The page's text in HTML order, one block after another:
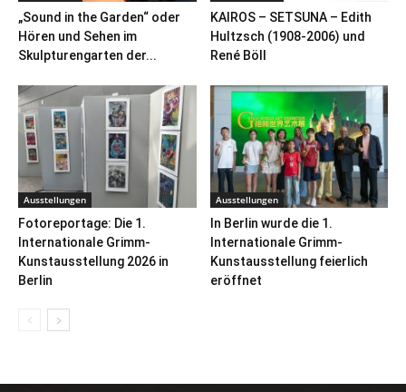
„Sound in the Garden“ oder
Hören und Sehen im
Skulpturengarten der...
KAIROS – SETSUNA – Edith
Hultzsch (1908-2006) und
René Böll
Ausstellungen
Fotoreportage: Die 1.
Internationale Grimm-
Kunstausstellung 2026 in
Berlin
Ausstellungen
In Berlin wurde die 1.
Internationale Grimm-
Kunstausstellung feierlich
eröffnet